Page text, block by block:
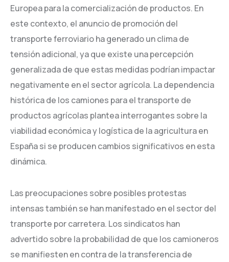
Europea para la comercialización de productos. En
este contexto, el anuncio de promoción del
transporte ferroviario ha generado un clima de
tensión adicional, ya que existe una percepción
generalizada de que estas medidas podrían impactar
negativamente en el sector agrícola. La dependencia
histórica de los camiones para el transporte de
productos agrícolas plantea interrogantes sobre la
viabilidad económica y logística de la agricultura en
España si se producen cambios significativos en esta
dinámica.
Las preocupaciones sobre posibles protestas
intensas también se han manifestado en el sector del
transporte por carretera. Los sindicatos han
advertido sobre la probabilidad de que los camioneros
se manifiesten en contra de la transferencia de